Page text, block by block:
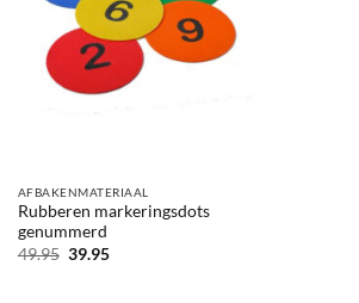
AFBAKENMATERIAAL
Rubberen markeringsdots
genummerd
49.95 Oorspronkelijke
39.95Huidige